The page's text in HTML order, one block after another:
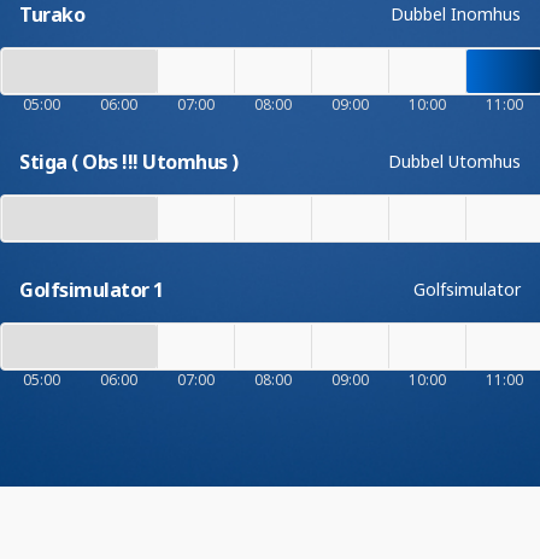
Turako Dubbel Inomhus
05:00 06:00 07:00 08:00 09:00 10:00 11:00
Stiga ( Obs !!! Utomhus ) Dubbel Utomhus
Golfsimulator 1 Golfsimulator
05:00 06:00 07:00 08:00 09:00 10:00 11:00